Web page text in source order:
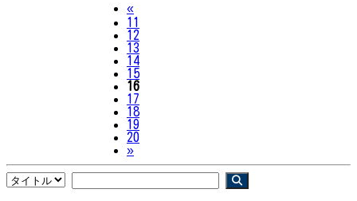
«Previous
11
12
13
14
15
16
17
18
19
20
»Next